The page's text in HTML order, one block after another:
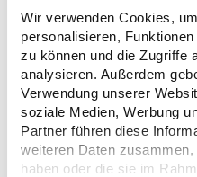
Wir verwenden Cookies,
personalisieren,
zu können und die Zugriffe
analysieren. Außerdem
Verwendung unserer
soziale Medien, Werbung
Partner führen diese
weiteren Daten
haben oder die sie im